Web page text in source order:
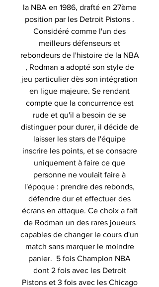
la NBA en 1986, drafté en 27ème
position par les Detroit Pistons .
Considéré comme l'un des
meilleurs défenseurs et
rebondeurs de l'histoire de la NBA
, Rodman a adopté son style de
jeu particulier dès son intégration
en ligue majeure. Se rendant
compte que la concurrence est
rude et qu'il a besoin de se
distinguer pour durer, il décide de
laisser les stars de l'équipe
inscrire les points, et se consacre
uniquement à faire ce que
personne ne voulait faire à
l'époque : prendre des rebonds,
défendre dur et effectuer des
écrans en attaque. Ce choix a fait
de Rodman un des rares joueurs
capables de changer le cours d'un
match sans marquer le moindre
panier. 5 fois Champion NBA
dont 2 fois avec les Detroit
Pistons et 3 fois avec les Chicago